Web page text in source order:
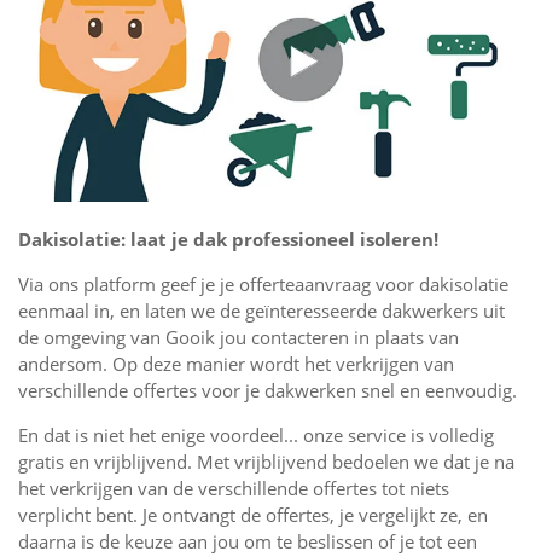
Dakisolatie: laat je dak professioneel isoleren!
Via ons platform geef je je offerteaanvraag voor dakisolatie
eenmaal in, en laten we de geïnteresseerde dakwerkers uit
de omgeving van Gooik jou contacteren in plaats van
andersom. Op deze manier wordt het verkrijgen van
verschillende offertes voor je dakwerken snel en eenvoudig.
En dat is niet het enige voordeel... onze service is volledig
gratis en vrijblijvend. Met vrijblijvend bedoelen we dat je na
het verkrijgen van de verschillende offertes tot niets
verplicht bent. Je ontvangt de offertes, je vergelijkt ze, en
daarna is de keuze aan jou om te beslissen of je tot een